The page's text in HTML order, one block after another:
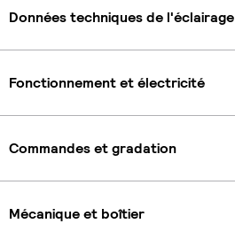
Données techniques de l'éclairage
Fonctionnement et électricité
Commandes et gradation
Mécanique et boîtier